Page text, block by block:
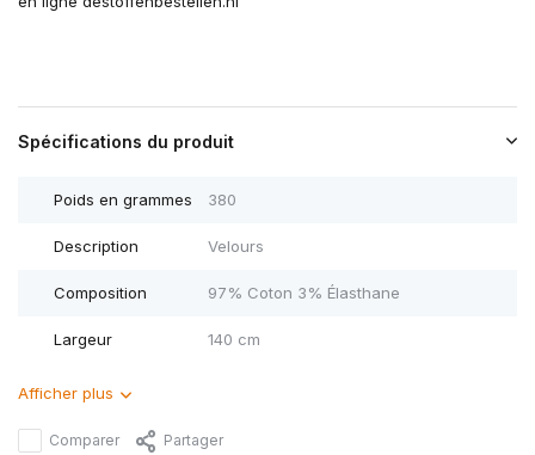
Spécifications du produit
Poids en grammes 380
Description Velours
Composition 97% Coton 3% Élasthane
Largeur 140 cm
Afficher plus
Comparer Partager